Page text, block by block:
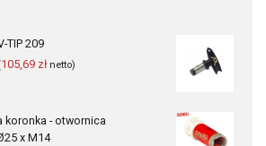
TIP 209
130,00 zł.
105,69 złnetto)
koronka - otwornica
x M14